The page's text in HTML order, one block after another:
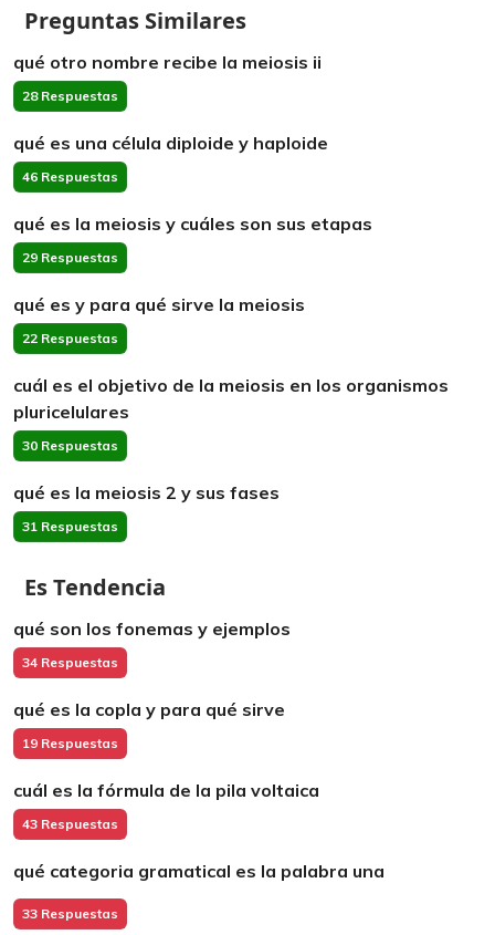
Preguntas Similares
qué otro nombre recibe la meiosis ii
28 Respuestas
qué es una célula diploide y haploide
46 Respuestas
qué es la meiosis y cuáles son sus etapas
29 Respuestas
qué es y para qué sirve la meiosis
22 Respuestas
cuál es el objetivo de la meiosis en los organismos
pluricelulares
30 Respuestas
qué es la meiosis 2 y sus fases
31 Respuestas
Es Tendencia
qué son los fonemas y ejemplos
34 Respuestas
qué es la copla y para qué sirve
19 Respuestas
cuál es la fórmula de la pila voltaica
43 Respuestas
qué categoria gramatical es la palabra una
33 Respuestas